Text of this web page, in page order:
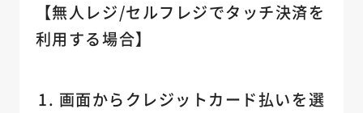
【無人レジ/セルフレジでタッチ決済を
利用する場合】
画面からクレジットカード払いを選